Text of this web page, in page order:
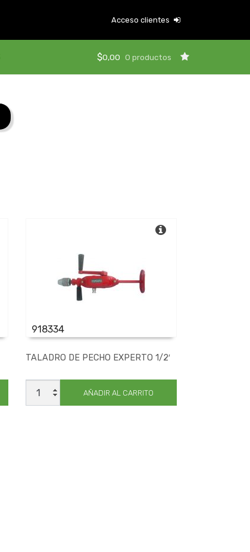
Acceso clientes
$0,00 0 productos
918334
TALADRO DE PECHO EXPERTO 1/2′
TALADRO
DE
PECHO
AÑADIR AL CARRITO